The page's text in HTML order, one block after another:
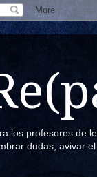
los profesores de
dudas, avivar